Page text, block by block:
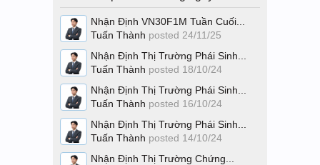
Nhận Định VN30F1M Tuần Cuối...
Tuấn Thành posted 24/11/25
Nhận Định Thị Trường Phái Sinh...
Tuấn Thành posted 18/10/24
Nhận Định Thị Trường Phái Sinh...
Tuấn Thành posted 16/10/24
Nhận Định Thị Trường Phái Sinh...
Tuấn Thành posted 14/10/24
Nhận Định Thị Trường Chứng...